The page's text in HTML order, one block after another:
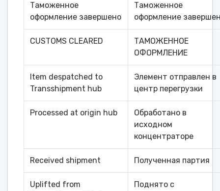
Таможенное
оформление завершено
Таможенное
оформление
CUSTOMS CLEARED
ТАМОЖЕННОЕ
ОФОРМЛЕНИЕ
Item despatched to
Transshipment hub
Элемент отправлен в
центр перегрузки
Processed at origin hub
Обработано в
исходном
концентраторе
Received shipment Полученная партия
Uplifted from
Поднято с